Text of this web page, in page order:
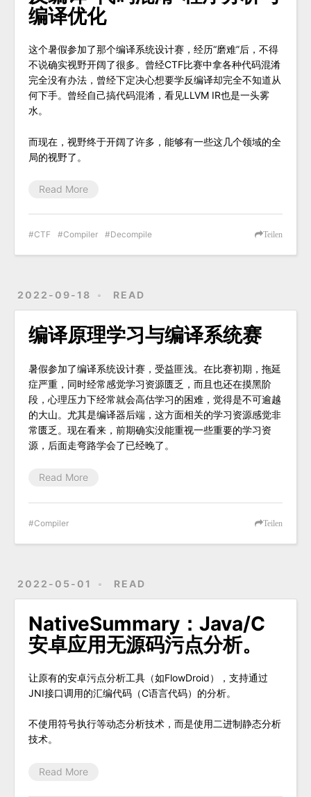
编译优化
这个暑假参加了那个编译系统设计赛，经历“磨难”后，不得
不说确实视野开阔了很多。曾经CTF比赛中拿各种代码混淆
完全没有办法，曾经下定决心想要学反编译却完全不知道从
何下手。曾经自己搞代码混淆，看见LLVM IR也是一头雾
水。
而现在，视野终于开阔了许多，能够有一些这几个领域的全
局的视野了。
Read More
Teilen
CTF Compiler Decompile
2022-09-18 READ
编译原理学习与编译系统赛
暑假参加了编译系统设计赛，受益匪浅。在比赛初期，拖延
症严重，同时经常感觉学习资源匮乏，而且也还在摸黑阶
段，心理压力下经常就会高估学习的困难，觉得是不可逾越
的大山。尤其是编译器后端，这方面相关的学习资源感觉非
常匮乏。现在看来，前期确实没能重视一些重要的学习资
源，后面走弯路学会了已经晚了。
Read More
Teilen
Compiler
2022-05-01 READ
NativeSummary：Java/C
安卓应用无源码污点分析。
让原有的安卓污点分析工具（如FlowDroid），支持通过
JNI接口调用的汇编代码（C语言代码）的分析。
不使用符号执行等动态分析技术，而是使用二进制静态分析
技术。
Read More